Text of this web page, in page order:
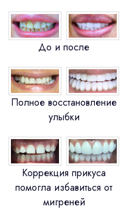
До и после
Полное восстановление
улыбки
Коррекция прикуса
помогла избавиться от
мигреней